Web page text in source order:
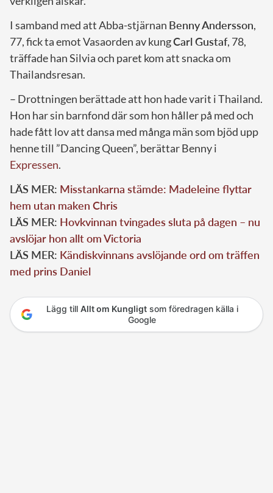
I samband med att Abba-stjärnan Benny Andersson,
77, fick ta emot Vasaorden av kungCarl Gustaf, 78,
träffade han Silvia och paret kom att snacka om
Thailandsresan.
– Drottningen berättade att hon hade varit i Thailand.
Hon har sin barnfond där som hon håller på med och
hade fått lov att dansa med många män som bjöd upp
henne till ”Dancing Queen”, berättar Benny i
Expressen.
LÄS MER: Misstankarna stämde: Madeleine flyttar
hem utan maken Chris
LÄS MER: Hovkvinnan tvingades sluta på dagen – nu
avslöjar hon allt om Victoria
LÄS MER: Kändiskvinnans avslöjande ord om träffen
med prins Daniel
Lägg till Allt om Kungligtsom föredragen källa i
Google